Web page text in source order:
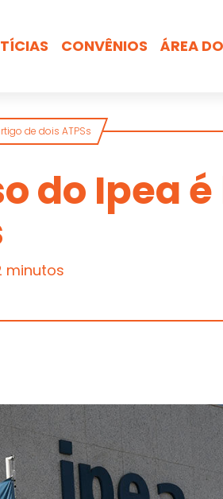
CONVÊNIOS ÁREA
Busca
de dois ATPSs
do Ipea
minutos